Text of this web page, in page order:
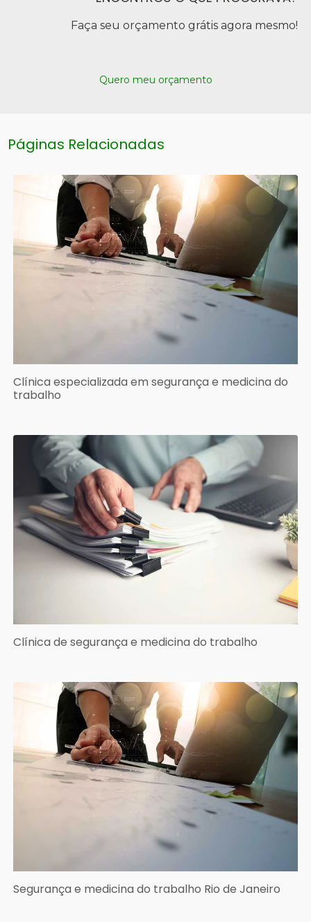
Faça seu orçamento grátis agora mesmo!
Quero meu orçamento
Páginas Relacionadas
Clínica especializada em segurança e medicina do
trabalho
Clínica de segurança e medicina do trabalho
Segurança e medicina do trabalho Rio de Janeiro